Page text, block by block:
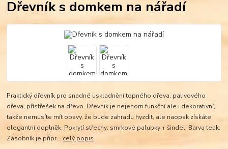
Dřevník s domkem na nářadí
Praktický dřevník pro snadné uskladnění topného dřeva, palivového
dřeva, přístřešek na dřevo. Dřevník je nejenom funkční ale i dekorativní,
takže nemusíte mít obavy, že bude zahradu hyzdit, ale naopak získáte
elegantní doplněk. Pokrytí střechy: smrkové palubky + šindel. Barva teak.
Zásobník je připr... celý popis